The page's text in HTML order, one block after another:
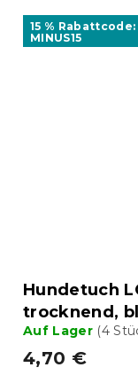
15 % Rabattcode:
MINUS15
Hundetuch
trocknend,
Auf Lager (4
4,70 €